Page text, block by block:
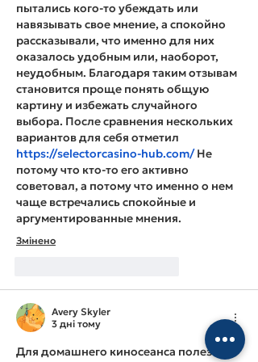
пытались кого-то убеждать или
навязывать свое мнение, а спокойно
рассказывали, что именно для них
оказалось удобным или, наоборот,
неудобным. Благодаря таким отзывам
становится проще понять общую
картину и избежать случайного
выбора. После сравнения нескольких
вариантов для себя отметил
https://selectorcasino-hub.com/ Не
потому что кто-то его активно
советовал, а потому что именно о нем
чаще встречались спокойные и
аргументированные мнения.
Змінено
Avery Skyler
3 дні тому
Для домашнего киносеанса полезно